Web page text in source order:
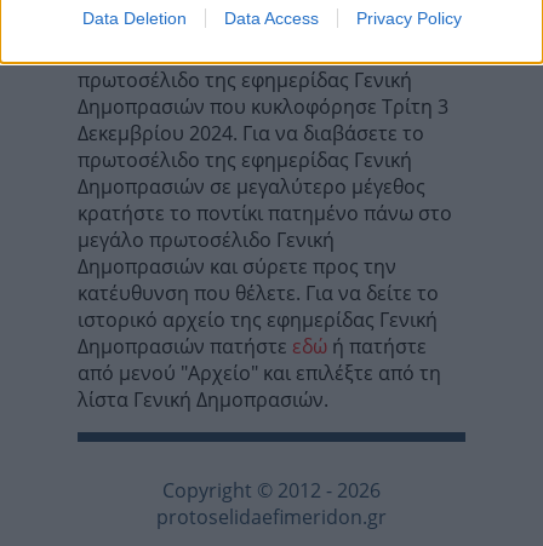
Data Deletion Data Access Privacy Policy
πρωτοσέλιδο της εφημερίδας Γενική
Δημοπρασιών που κυκλοφόρησε Τρίτη 3
Δεκεμβρίου 2024. Για να διαβάσετε το
πρωτοσέλιδο της εφημερίδας Γενική
Δημοπρασιών σε μεγαλύτερο μέγεθος
κρατήστε το ποντίκι πατημένο πάνω στο
μεγάλο πρωτοσέλιδο Γενική
Δημοπρασιών και σύρετε προς την
κατέυθυνση που θέλετε. Για να δείτε το
ιστορικό αρχείο της εφημερίδας Γενική
Δημοπρασιών πατήστε εδώ ή πατήστε
από μενού "Αρχείο" και επιλέξτε από τη
λίστα Γενική Δημοπρασιών.
Copyright © 2012 - 2026
protoselidaefimeridon.gr